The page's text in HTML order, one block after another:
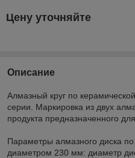
Цену уточняйте
Описание
Алмазный круг по
серии. Маркировка из двух
продукта предназначенного
Параметры алмазного диска по
диаметром 230 мм: диаметр